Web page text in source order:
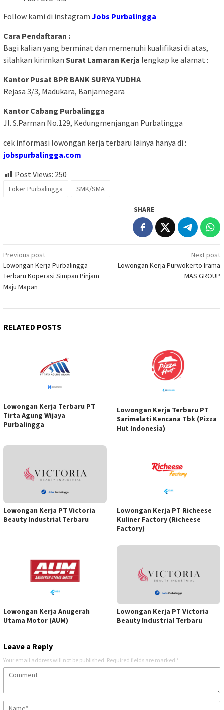
Follow kami di instagram Jobs Purbalingga
Cara Pendaftaran :
Bagi kalian yang berminat dan memenuhi kualifikasi di atas,
silahkan kirimkan Surat Lamaran Kerja lengkap ke alamat :
Kantor Pusat BPR BANK SURYA YUDHA
Rejasa 3/3, Madukara, Banjarnegara
Kantor Cabang Purbalingga
Jl. S.Parman No.129, Kedungmenjangan Purbalingga
cek informasi lowongan kerja terbaru lainya hanya di :
jobspurbalingga.com
Post Views: 250
Loker Purbalingga SMK/SMA
SHARE
Post
navigation
Previous post
Lowongan Kerja Purbalingga
Terbaru Koperasi Simpan Pinjam
Maju Mapan
Next post
Lowongan Kerja Purwokerto Irama
MAS GROUP
RELATED POSTS
Lowongan Kerja Terbaru PT
Tirta Agung Wijaya
Purbalingga
Lowongan Kerja Terbaru PT
Sarimelati Kencana Tbk (Pizza
Hut Indonesia)
Lowongan Kerja PT Victoria
Beauty Industrial Terbaru
Lowongan Kerja PT Richeese
Kuliner Factory (Richeese
Factory)
Lowongan Kerja Anugerah
Utama Motor (AUM)
Lowongan Kerja PT Victoria
Beauty Industrial Terbaru
Leave a Reply
Your email address will not be published. Required fields are marked *